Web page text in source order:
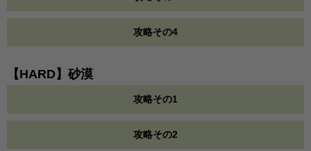
攻略その4
【HARD】砂漠
攻略その1
攻略その2